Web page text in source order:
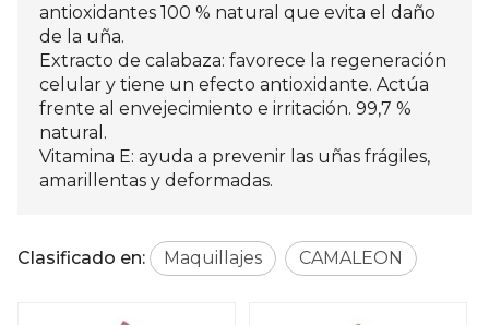
antioxidantes 100 % natural que evita el daño
de la uña.
Extracto de calabaza: favorece la regeneración
celular y tiene un efecto antioxidante. Actúa
frente al envejecimiento e irritación. 99,7 %
natural.
Vitamina E: ayuda a prevenir las uñas frágiles,
amarillentas y deformadas.
Clasificado en: Maquillajes CAMALEON